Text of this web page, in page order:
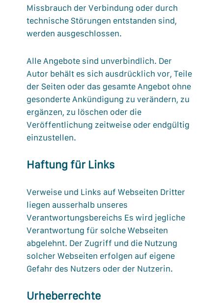
Missbrauch der Verbindung oder durch
technische Störungen entstanden sind,
werden ausgeschlossen.
Alle Angebote sind unverbindlich. Der
Autor behält es sich ausdrücklich vor, Teile
der Seiten oder das gesamte Angebot ohne
gesonderte Ankündigung zu verändern, zu
ergänzen, zu löschen oder die
Veröffentlichung zeitweise oder endgültig
einzustellen.
Haftung für Links
Verweise und Links auf Webseiten Dritter
liegen ausserhalb unseres
Verantwortungsbereichs Es wird jegliche
Verantwortung für solche Webseiten
abgelehnt. Der Zugriff und die Nutzung
solcher Webseiten erfolgen auf eigene
Gefahr des Nutzers oder der Nutzerin.
Urheberrechte